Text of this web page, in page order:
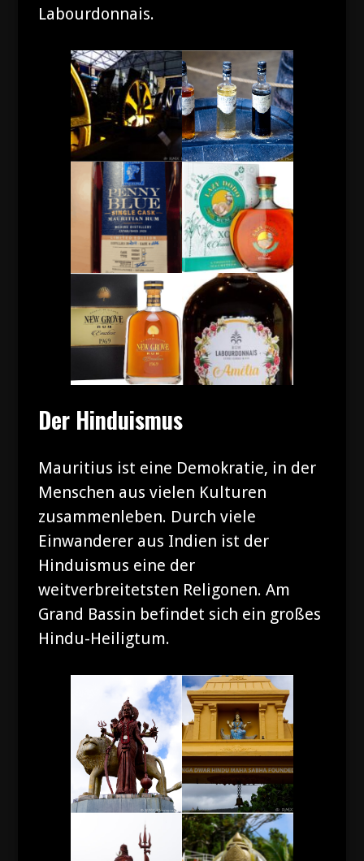
Labourdonnais.
Der Hinduismus
Mauritius ist eine Demokratie, in der
Menschen aus vielen Kulturen
zusammenleben. Durch viele
Einwanderer aus Indien ist der
Hinduismus eine der
weitverbreitetsten Religonen. Am
Grand Bassin befindet sich ein großes
Hindu-Heiligtum.